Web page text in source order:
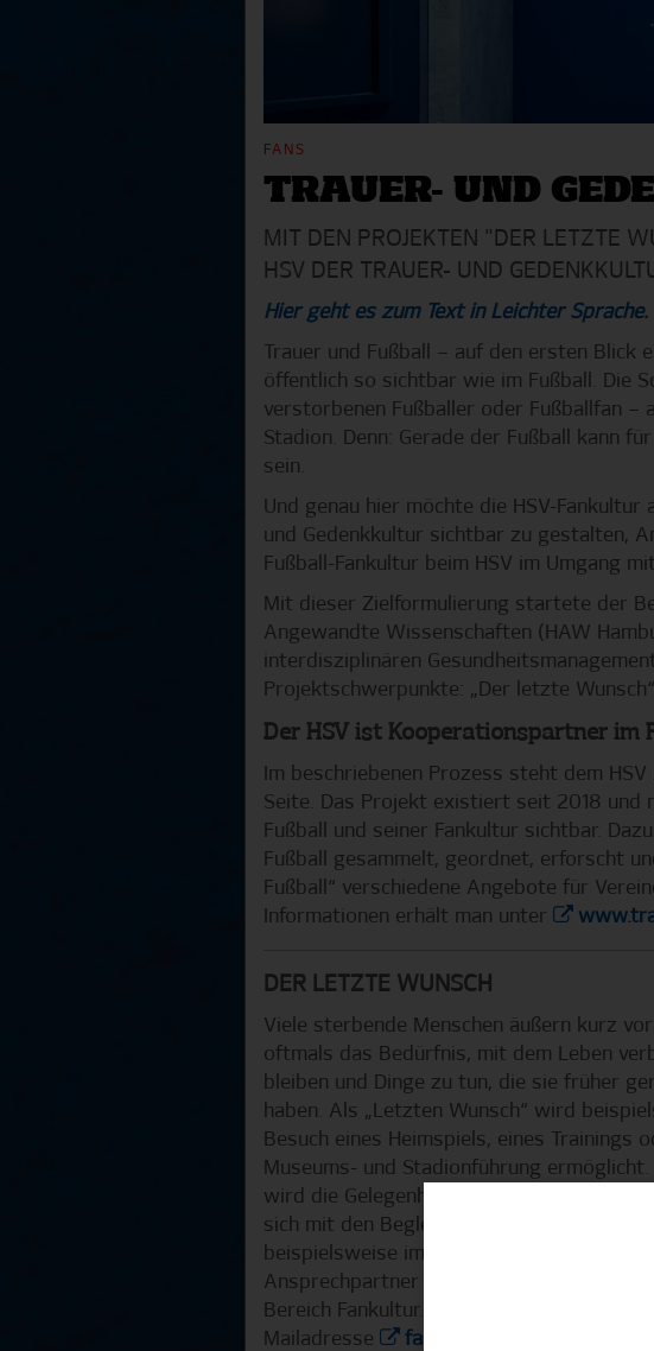
FANS
TRAUER- UND
MIT DEN PROJEKTEN "DER LETZTE
HSV DER TRAUER- UND
Hier geht es zum Text in Leichter Sprache.
Trauer und Fußball – auf den ersten
öffentlich so sichtbar wie im Fußball. Die
verstorbenen Fußballer oder Fußballfan –
Stadion. Denn: Gerade der Fußball kann
sein.
Und genau hier möchte die HSV-
und Gedenkkultur sichtbar zu gestalten,
Fußball-Fankultur beim HSV im Umgang
Mit dieser Zielformulierung startete der
Angewandte Wissenschaften (HAW
interdisziplinären
Projektschwerpunkte: „Der letzte
Der HSV ist Kooperationspartner im
Im beschriebenen Prozess steht dem
Seite. Das Projekt existiert seit 2018 und
Fußball und seiner Fankultur sichtbar.
Fußball gesammelt, geordnet, erforscht
Fußball“ verschiedene Angebote für
Informationen erhält man unter
DER LETZTE WUNSCH
Viele sterbende Menschen äußern kurz vor
oftmals das Bedürfnis, mit dem Leben
bleiben und Dinge zu tun, die sie früher
haben. Als „Letzten Wunsch“ wird
Besuch eines Heimspiels, eines Trainings
Museums- und Stadionführung ermöglicht.
wird die Gelegenheit gegeben, Abschied zu
sich mit den Begleitpersonen für einen
beispielsweise im leeren Stadion
Ansprechpartner für den „Letzten
Bereich Fankultur. Die Fanbeauftragten
Mailadresse
fankultur@hsv.de